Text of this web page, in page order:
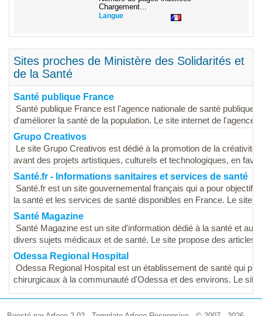
Chargement...
Langue
Sites proches de Ministère des Solidarités et
de la Santé
Santé publique France
Santé publique France est l'agence nationale de santé publique
d'améliorer la santé de la population. Le site internet de l'agence
Grupo Creativos
Le site Grupo Creativos est dédié à la promotion de la
avant des projets artistiques, culturels et technologiques, en
Santé.fr - Informations sanitaires et services de santé
Santé.fr est un site gouvernemental français qui a pour objectif
la santé et les services de santé disponibles en France. Le site...
Santé Magazine
Santé Magazine est un site d'information dédié à la santé et au
divers sujets médicaux et de santé. Le site propose des articles,
Odessa Regional Hospital
Odessa Regional Hospital est un établissement de santé qui
chirurgicaux à la communauté d'Odessa et des environs. Le site